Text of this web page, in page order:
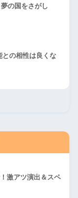
の国をさがし
の相性は良くな
激アツ演出＆スペ